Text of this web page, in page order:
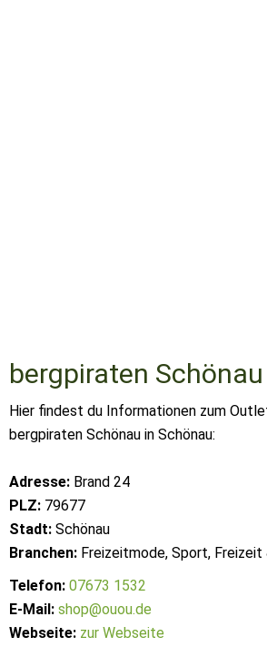
bergpiraten Schönau
Hier findest du Informationen zum
bergpiraten Schönau in Schönau:
Adresse: Brand 24
PLZ: 79677
Stadt: Schönau
Branchen: Freizeitmode, Sport, Freizeit
Telefon: 07673 1532
E-Mail: shop@ouou.de
Webseite: zur Webseite